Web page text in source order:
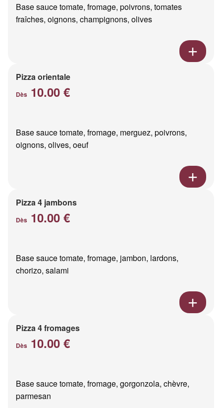
Base sauce tomate, fromage, poivrons, tomates
fraîches, oignons, champignons, olives
Pizza orientale
Dès 10.00 €
Base sauce tomate, fromage, merguez, poivrons,
oignons, olives, oeuf
Pizza 4 jambons
Dès 10.00 €
Base sauce tomate, fromage, jambon, lardons,
chorizo, salami
Pizza 4 fromages
Dès 10.00 €
Base sauce tomate, fromage, gorgonzola, chèvre,
parmesan